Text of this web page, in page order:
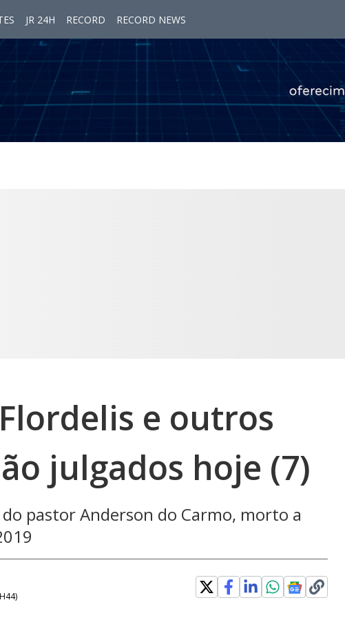
JR 24H RECORD RECORD NEWS
e outros
julgados hoje (7)
pastor Anderson do Carmo, morto a
)